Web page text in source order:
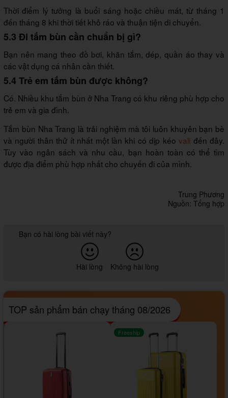
Thời điểm lý tưởng là buổi sáng hoặc chiều mát, từ tháng 1
đến tháng 8 khi thời tiết khô ráo và thuận tiện di chuyển.
5.3 Đi tắm bùn cần chuẩn bị gì?
Bạn nên mang theo đồ bơi, khăn tắm, dép, quần áo thay và
các vật dụng cá nhân cần thiết.
5.4 Trẻ em tắm bùn được không?
Có. Nhiều khu tắm bùn ở Nha Trang có khu riêng phù hợp cho
trẻ em và gia đình.
Tắm bùn Nha Trang là trải nghiệm mà tôi luôn khuyên bạn bè
và người thân thử ít nhất một lần khi có dịp kéovali đến đây.
Tùy vào ngân sách và nhu cầu, bạn hoàn toàn có thể tìm
được địa điểm phù hợp nhất cho chuyến đi của mình.
Trung Phương
Nguồn: Tổng hợp
Bạn có hài lòng bài viết này?
Hài lòng Không hài lòng
TOP sản phẩm bán chạy tháng 08/2026
Freeship